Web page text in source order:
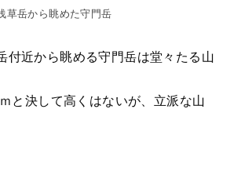
草岳から眺めた守門岳
付近から眺める守門岳は堂々たる山
と決して高くはないが、立派な山